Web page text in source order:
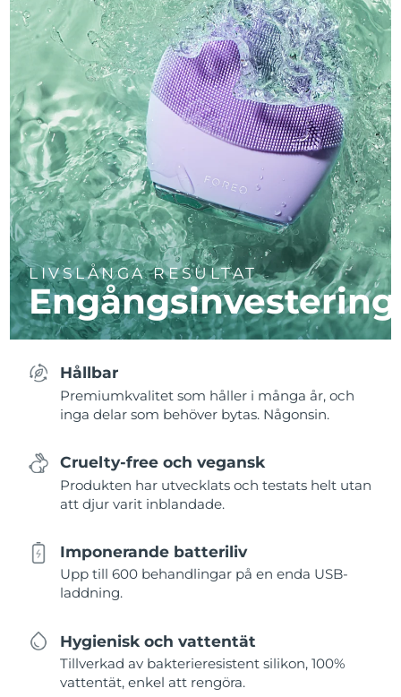
LIVSLÅNGA RESULTAT
Engångsinvestering
Hållbar
Premiumkvalitet som håller i många år, och
inga delar som behöver bytas. Någonsin.
Cruelty-free och vegansk
Produkten har utvecklats och testats helt utan
att djur varit inblandade.
Imponerande batteriliv
Upp till 600 behandlingar på en enda USB-
laddning.
Hygienisk och vattentät
Tillverkad av bakterieresistent silikon, 100%
vattentät, enkel att rengöra.